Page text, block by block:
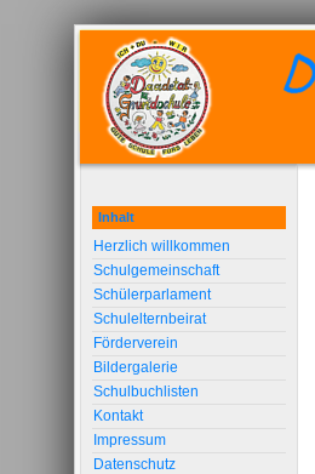
Inhalt
Herzlich willkommen
Schulgemeinschaft
Schülerparlament
Schulelternbeirat
Förderverein
Bildergalerie
Schulbuchlisten
Kontakt
Impressum
Datenschutz